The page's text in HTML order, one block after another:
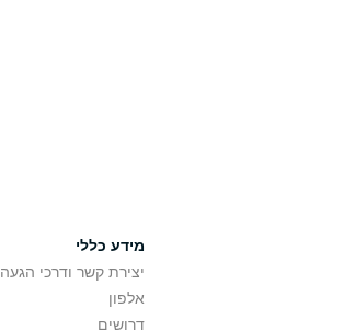
מידע כללי
יצירת קשר ודרכי הגעה
אלפון
דרושים